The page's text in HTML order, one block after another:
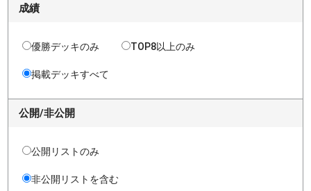
成績
優勝デッキのみ TOP8以上のみ
掲載デッキすべて
公開/非公開
公開リストのみ
非公開リストを含む